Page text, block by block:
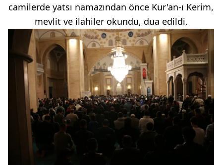
camilerde yatsı namazından önce Kur'an-ı Kerim,
mevlit ve ilahiler okundu, dua edildi.